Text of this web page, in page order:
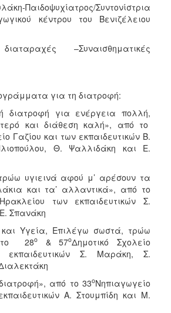
Παιδοψυχίατρος/Συντονίστρια
κέντρου του Βενιζέλειου
–Συναισθηματικές
για τη διατροφή:
για ενέργεια πολλή,
και διάθεση καλή», από το
Γαζίου και των εκπαιδευτικών Β.
Θ. Ψαλλιδάκη και Ε.
υγιεινά αφού μ’ αρέσουν τα
και τα’ αλλαντικά», από το
των εκπαιδευτικών Σ.
Σπανάκη
Υγεία, Επιλέγω σωστά, τρώω
το 28ο & 57οΔημοτικό Σχολείο
εκπαιδευτικών Σ. Μαράκη, Σ.
από το 33οΝηπιαγωγείο
Α. Στουμπίδη και Μ.